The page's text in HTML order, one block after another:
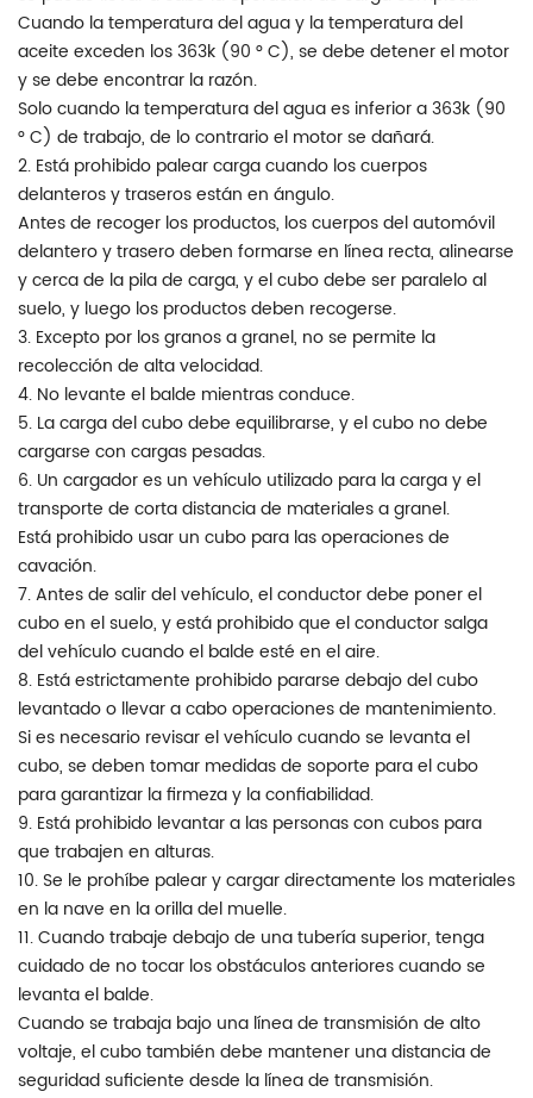
Cuando la temperatura del agua y la temperatura del
aceite exceden los 363k (90 ° C), se debe detener el motor
y se debe encontrar la razón.
Solo cuando la temperatura del agua es inferior a 363k (90
° C) de trabajo, de lo contrario el motor se dañará.
2. Está prohibido palear carga cuando los cuerpos
delanteros y traseros están en ángulo.
Antes de recoger los productos, los cuerpos del automóvil
delantero y trasero deben formarse en línea recta, alinearse
y cerca de la pila de carga, y el cubo debe ser paralelo al
suelo, y luego los productos deben recogerse.
3. Excepto por los granos a granel, no se permite la
recolección de alta velocidad.
4. No levante el balde mientras conduce.
5. La carga del cubo debe equilibrarse, y el cubo no debe
cargarse con cargas pesadas.
6. Un cargador es un vehículo utilizado para la carga y el
transporte de corta distancia de materiales a granel.
Está prohibido usar un cubo para las operaciones de
cavación.
7. Antes de salir del vehículo, el conductor debe poner el
cubo en el suelo, y está prohibido que el conductor salga
del vehículo cuando el balde esté en el aire.
8. Está estrictamente prohibido pararse debajo del cubo
levantado o llevar a cabo operaciones de mantenimiento.
Si es necesario revisar el vehículo cuando se levanta el
cubo, se deben tomar medidas de soporte para el cubo
para garantizar la firmeza y la confiabilidad.
9. Está prohibido levantar a las personas con cubos para
que trabajen en alturas.
10. Se le prohíbe palear y cargar directamente los materiales
en la nave en la orilla del muelle.
11. Cuando trabaje debajo de una tubería superior, tenga
cuidado de no tocar los obstáculos anteriores cuando se
levanta el balde.
Cuando se trabaja bajo una línea de transmisión de alto
voltaje, el cubo también debe mantener una distancia de
seguridad suficiente desde la línea de transmisión.